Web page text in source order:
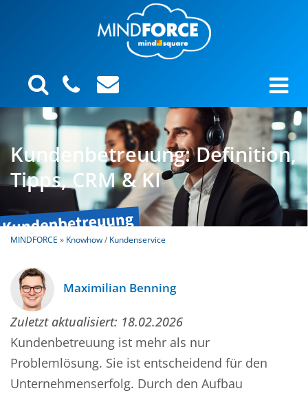
Kundenbetreuung: Definition,
Tipps, CRM & KI
MINDFORCE » Knowhow/ Kundenservice
Maximilian Benning
Zuletzt aktualisiert: 18.02.2026
Kundenbetreuung ist mehr als nur
Problemlösung. Sie ist entscheidend für den
Unternehmenserfolg. Durch den Aufbau